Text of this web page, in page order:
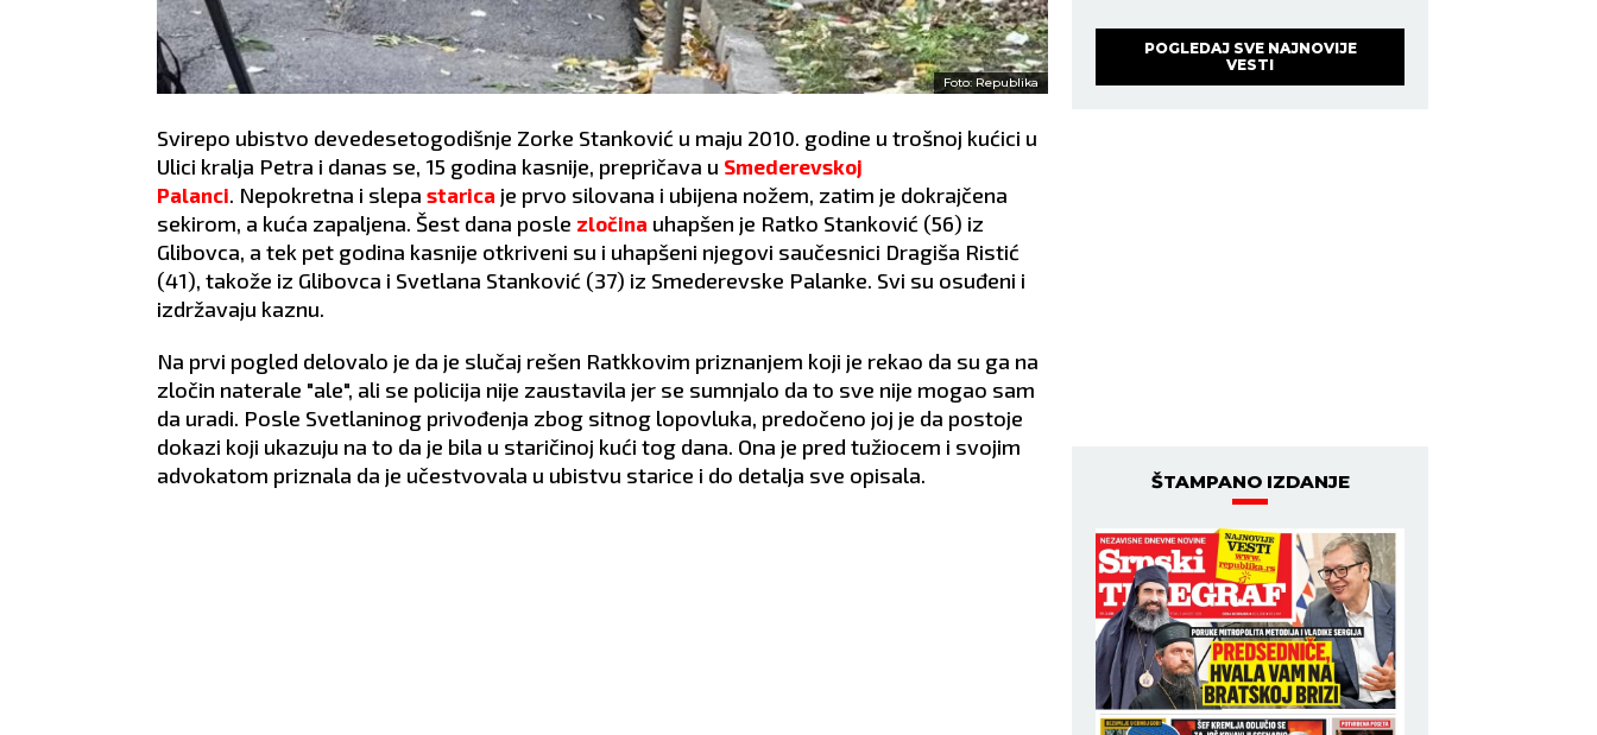
Foto: Republika
Svirepo ubistvo devedesetogodišnje Zorke Stanković u maju 2010. godine u trošnoj kućici u
Ulici kralja Petra i danas se, 15 godina kasnije, prepričava u Smederevskoj
Palanci. Nepokretna i slepa starica je prvo silovana i ubijena nožem, zatim je dokrajčena
sekirom, a kuća zapaljena. Šest dana posle zločina uhapšen je Ratko Stanković (56) iz
Glibovca, a tek pet godina kasnije otkriveni su i uhapšeni njegovi saučesnici Dragiša Ristić
(41), takože iz Glibovca i Svetlana Stanković (37) iz Smederevske Palanke. Svi su osuđeni i
izdržavaju kaznu.
Na prvi pogled delovalo je da je slučaj rešen Ratkkovim priznanjem koji je rekao da su ga na
zločin naterale "ale", ali se policija nije zaustavila jer se sumnjalo da to sve nije mogao sam
da uradi. Posle Svetlaninog privođenja zbog sitnog lopovluka, predočeno joj je da postoje
dokazi koji ukazuju na to da je bila u staričinoj kući tog dana. Ona je pred tužiocem i svojim
advokatom priznala da je učestvovala u ubistvu starice i do detalja sve opisala.
POGLEDAJ SVE NAJNOVIJE
VESTI
ŠTAMPANO IZDANJE